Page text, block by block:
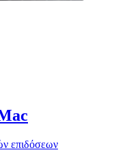
επιδόσεων